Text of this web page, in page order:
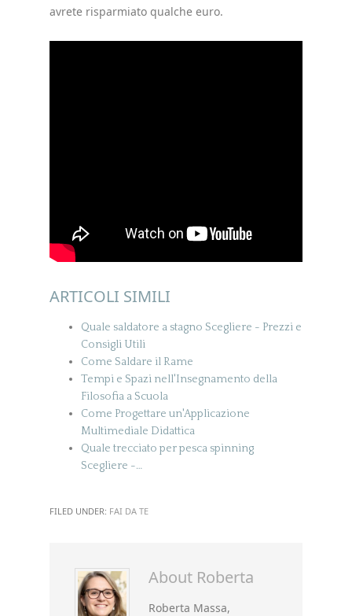
avrete risparmiato qualche euro.
ARTICOLI SIMILI
Quale saldatore a stagno Scegliere - Prezzi e
Consigli Utili
Come Saldare il Rame
Tempi e Spazi nell'Insegnamento della
Filosofia a Scuola
Come Progettare un'Applicazione
Multimediale Didattica
Quale trecciato per pesca spinning
Scegliere -…
FILED UNDER: FAI DA TE
About Roberta
Roberta Massa,